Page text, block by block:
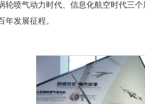
轮喷气动力时代、信息化航空时代三
年发展征程。